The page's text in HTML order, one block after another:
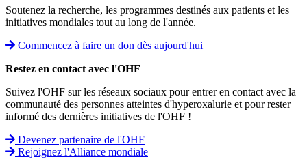
Soutenez la recherche, les programmes destinés aux patients et les
initiatives mondiales tout au long de l'année.
Commencez à faire un don dès aujourd'hui
Restez en contact avec l'OHF
Suivez l'OHF sur les réseaux sociaux pour entrer en contact avec la
communauté des personnes atteintes d'hyperoxalurie et pour rester
informé des dernières initiatives de l'OHF !
Devenez partenaire de l'OHF
Rejoignez l'Alliance mondiale